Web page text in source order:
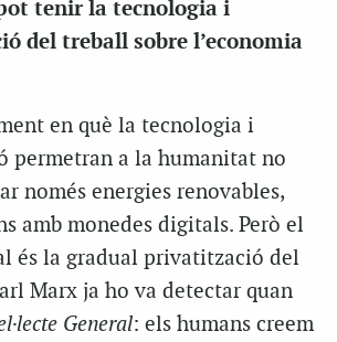
tenir la tecnologia i
del treball sobre l’economia
en què la tecnologia i
permetran a la humanitat no
només energies renovables,
amb monedes digitals. Però el
és la gradual privatització del
Marx ja ho va detectar quan
General: els humans creem